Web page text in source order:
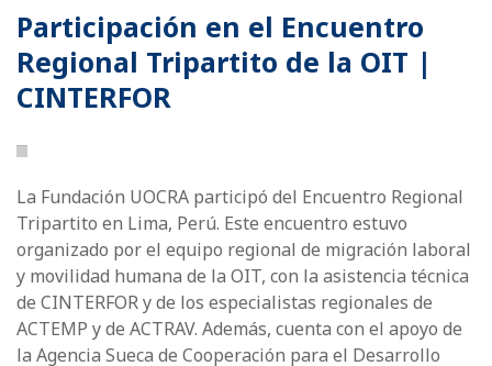
Participación en el Encuentro
Regional Tripartito de la OIT |
CINTERFOR
La Fundación UOCRA participó del Encuentro Regional
Tripartito en Lima, Perú. Este encuentro estuvo
organizado por el equipo regional de migración laboral
y movilidad humana de la OIT, con la asistencia técnica
de CINTERFOR y de los especialistas regionales de
ACTEMP y de ACTRAV. Además, cuenta con el apoyo de
la Agencia Sueca de Cooperación para el Desarrollo